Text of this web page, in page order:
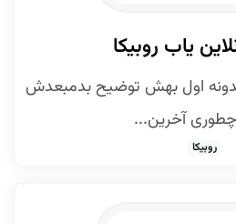
یاب روبیکا
اول بهش توضیح بدمبعدش
آخرین...
روبیکا